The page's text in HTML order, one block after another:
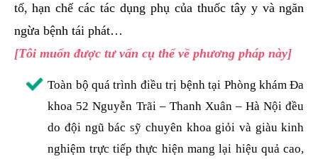
tố, hạn chế các tác dụng phụ của thuốc tây y và ngăn
ngừa bệnh tái phát…
[Tôi muốn được tư vấn cụ thể về phương pháp này]
Toàn bộ quá trình điều trị bệnh tại Phòng khám Đa
khoa 52 Nguyễn Trãi – Thanh Xuân – Hà Nội đều
do đội ngũ bác sỹ chuyên khoa giỏi và giàu kinh
nghiệm trực tiếp thực hiện mang lại hiệu quả cao,